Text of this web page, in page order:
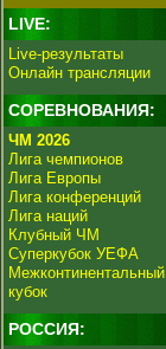
LIVE:
Live-результаты
Онлайн трансляции
СОРЕВНОВАНИЯ:
ЧМ 2026
Лига чемпионов
Лига Европы
Лига конференций
Лига наций
Клубный ЧМ
Суперкубок УЕФА
Межконтинентальный
кубок
РОССИЯ: